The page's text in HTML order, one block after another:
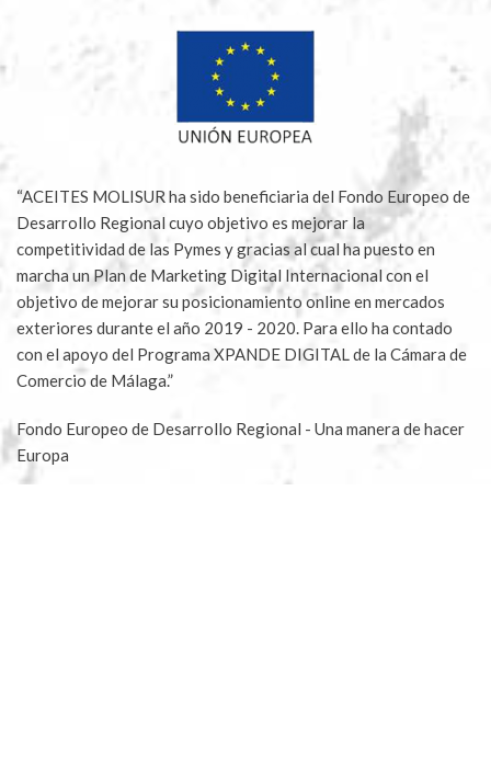
“ACEITES MOLISUR ha sido beneficiaria del Fondo Europeo de
Desarrollo Regional cuyo objetivo es mejorar la
competitividad de las Pymes y gracias al cual ha puesto en
marcha un Plan de Marketing Digital Internacional con el
objetivo de mejorar su posicionamiento online en mercados
exteriores durante el año 2019 - 2020. Para ello ha contado
con el apoyo del Programa XPANDE DIGITAL de la Cámara de
Comercio de Málaga.”
Fondo Europeo de Desarrollo Regional - Una manera de hacer
Europa